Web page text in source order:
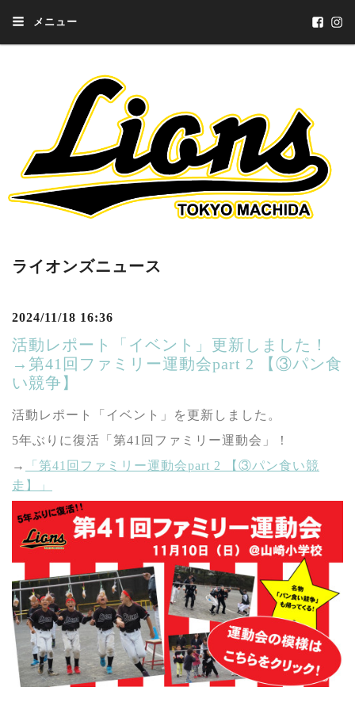
メニュー
ライオンズニュース
2024/11/18 16:36
活動レポート「イベント」更新しました！
→第41回ファミリー運動会part 2 【③パン食
い競争】
活動レポート「イベント」を更新しました。
5年ぶりに復活「第41回ファミリー運動会」！
→
「第41回ファミリー運動会part 2 【③パン食い競
走】」